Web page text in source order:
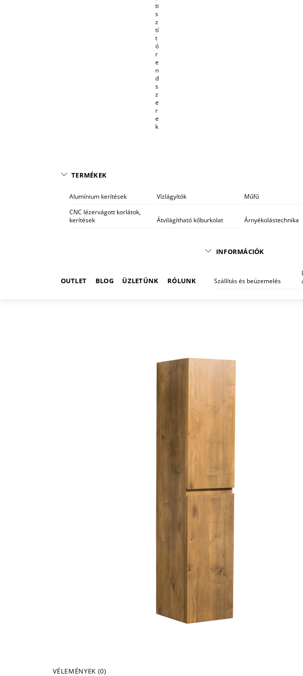
ti
s
z
tí
t
ó
r
e
n
d
s
z
e
r
e
k
TERMÉKEK
Alumínium kerítések Vízlágyítók Műfű
CNC lézervágott korlátok,
kerítések
Átvilágítható kőburkolat Árnyékolástechnika
OUTLET BLOG ÜZLETÜNK RÓLUNK
INFORMÁCIÓK
Szállítás és beüzemelés
VÉLEMÉNYEK (0)